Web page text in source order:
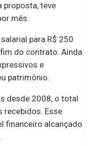
proposta, teve
mês.
para R$ 250
do contrato. Ainda
e
patrimônio.
desde 2008, o total
recebidos. Esse
financeiro alcançado